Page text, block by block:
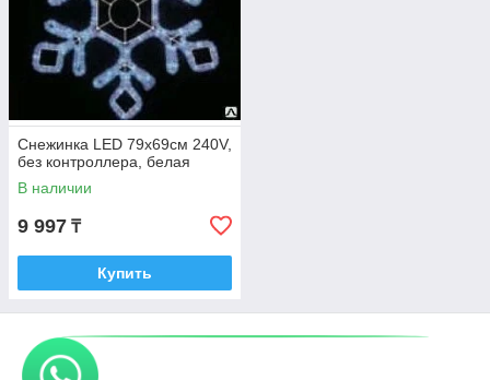
Снежинка LED 79х69см 240V,
без контроллера, белая
В наличии
9 997 ₸
Купить